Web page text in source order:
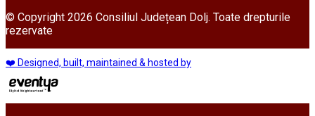
© Copyright 2026 Consiliul Județean Dolj. Toate drepturile
rezervate
❤️ Designed, built, maintained & hosted by